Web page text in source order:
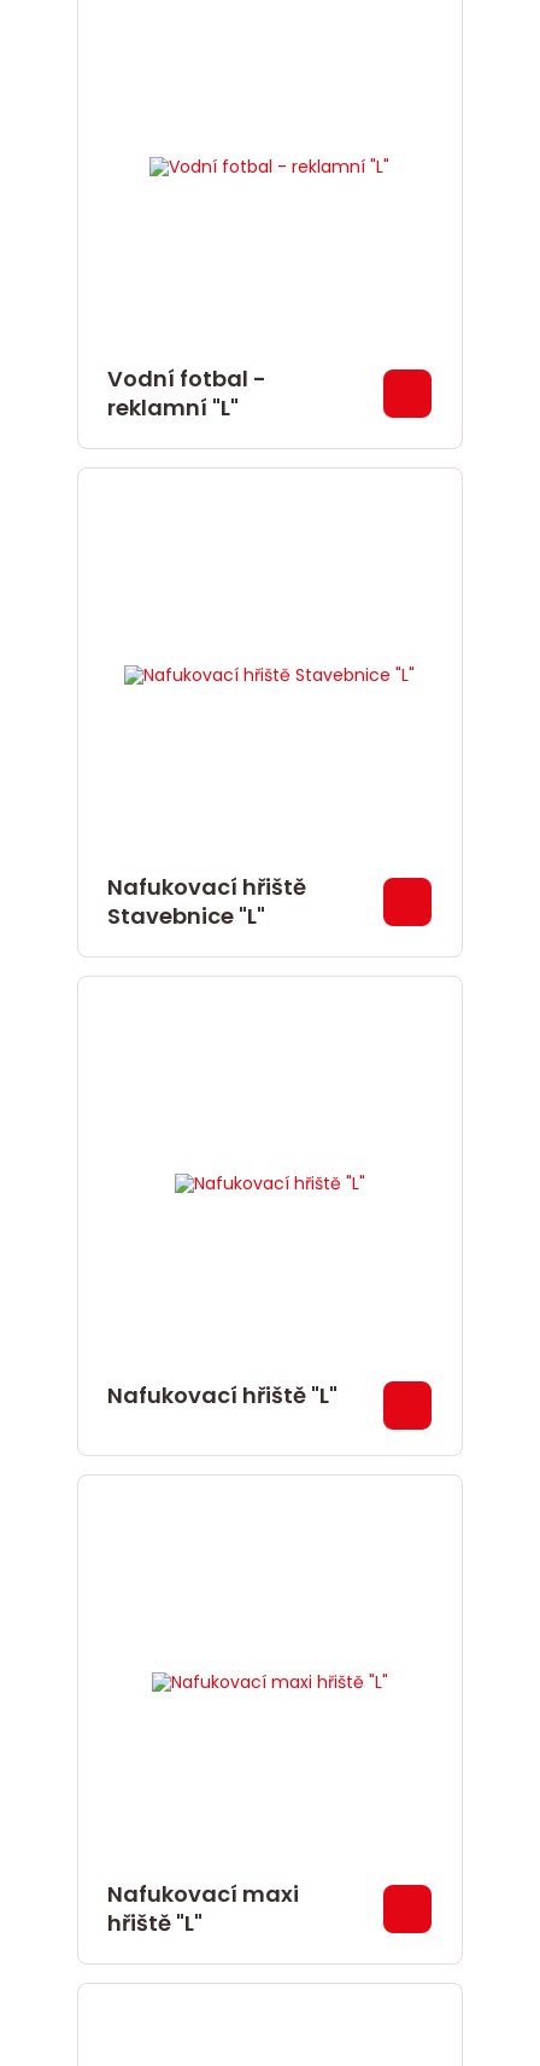
Vodní fotbal -
reklamní "L"
Nafukovací hřiště
Stavebnice "L"
Nafukovací hřiště "L"
Nafukovací maxi
hřiště "L"